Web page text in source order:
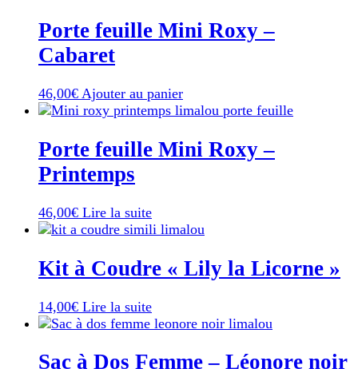
Porte feuille Mini Roxy –
Cabaret
46,00€ Ajouter au panier
Porte feuille Mini Roxy –
Printemps
46,00€ Lire la suite
Kit à Coudre « Lily la Licorne »
14,00€ Lire la suite
Sac à Dos Femme – Léonore noir